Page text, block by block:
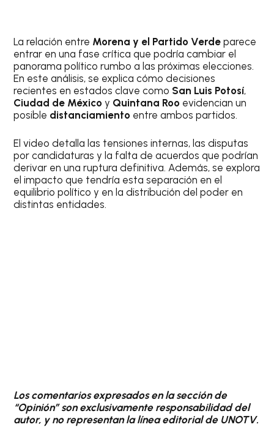
La relación entre Morena y el Partido Verde parece
entrar en una fase crítica que podría cambiar el
panorama político rumbo a las próximas elecciones.
En este análisis, se explica cómo decisiones
recientes en estados clave como San Luis Potosí,
Ciudad de México y Quintana Roo evidencian un
posible distanciamiento entre ambos partidos.
El video detalla las tensiones internas, las disputas
por candidaturas y la falta de acuerdos que podrían
derivar en una ruptura definitiva. Además, se explora
el impacto que tendría esta separación en el
equilibrio político y en la distribución del poder en
distintas entidades.
Los comentarios expresados en la sección de
“Opinión” son exclusivamente responsabilidad del
autor, y no representan la línea editorial de UNOTV.